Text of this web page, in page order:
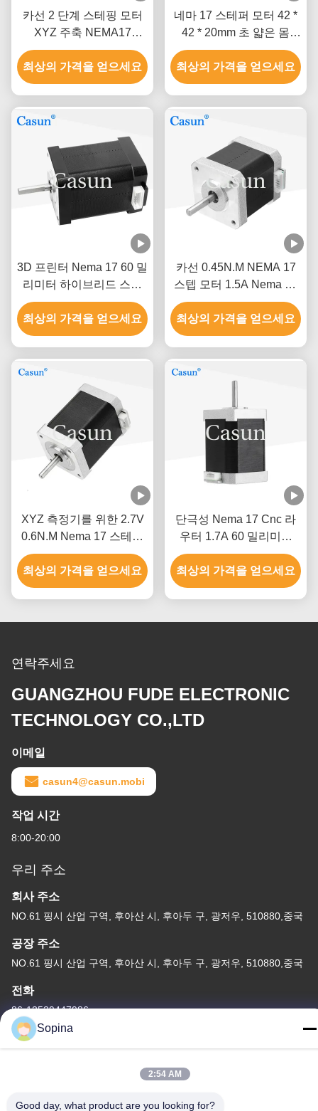
카선 2 단계 스테핑 모터
XYZ 주축 NEMA17
0.52Nm
최상의 가격을 얻으세요
네마 17 스테퍼 모터 42 *
42 * 20mm 초 얇은 몸
1.0A 130mN.m 의료 장비
최상의 가격을 얻으세요
3D 프린터 Nema 17 60 밀
리미터 하이브리드 스텝
모터 0.5A 0.78N.M 2는 단
계적으로 시행합니다
최상의 가격을 얻으세요
카선 0.45N.M NEMA 17
스텝 모터 1.5A Nema 17
48 밀리미터 2 단계 1.8 급
최상의 가격을 얻으세요
XYZ 측정기를 위한 2.7V
0.6N.M Nema 17 스테핑
모터
최상의 가격을 얻으세요
단극성 Nema 17 Cnc 라
우터 1.7A 60 밀리미터
3018 Cnc 스텝 모터
최상의 가격을 얻으세요
연락주세요
GUANGZHOU FUDE ELECTRONIC
TECHNOLOGY CO.,LTD
이메일
casun4@casun.mobi
작업 시간
8:00-20:00
우리 주소
회사 주소
NO.61 핑시 산업 구역, 후아산 시, 후아두 구, 광저우, 510880,중국
공장 주소
NO.61 핑시 산업 구역, 후아산 시, 후아두 구, 광저우, 510880,중국
전화
86-13539447986
Sopina
2:54 AM
Good day, what product are you looking for?